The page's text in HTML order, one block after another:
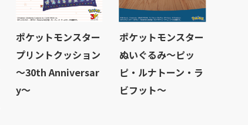
ポケットモンスター
プリントクッション
～30th Anniversar
y～
ポケットモンスター
ぬいぐるみ～ピッ
ピ・ルナトーン・ラ
ビフット～